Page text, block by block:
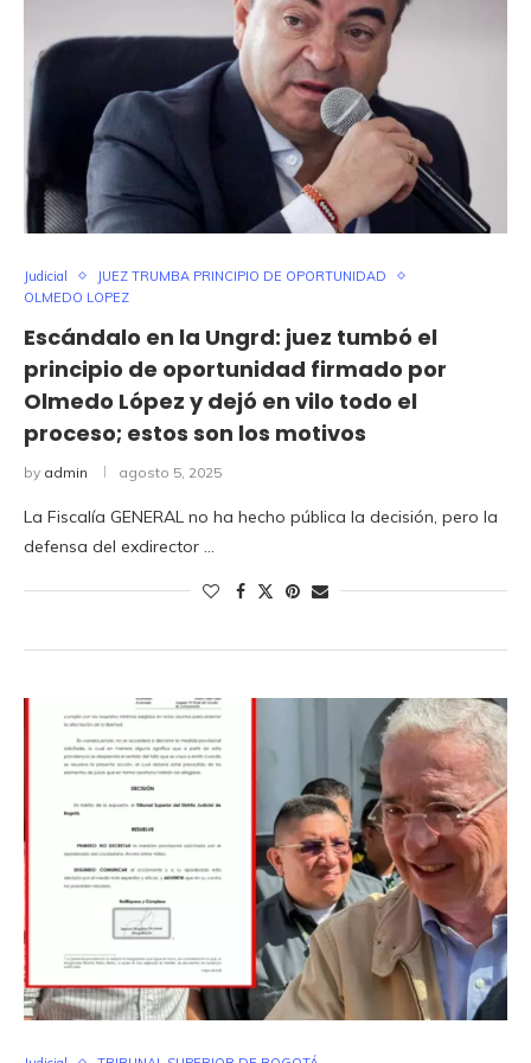
Judicial
JUEZ TRUMBA PRINCIPIO DE OPORTUNIDAD
OLMEDO LOPEZ
Escándalo en la Ungrd: juez tumbó el
principio de oportunidad firmado por
Olmedo López y dejó en vilo todo el
proceso; estos son los motivos
by admin agosto 5, 2025
La Fiscalía GENERAL no ha hecho pública la decisión, pero la
defensa del exdirector …